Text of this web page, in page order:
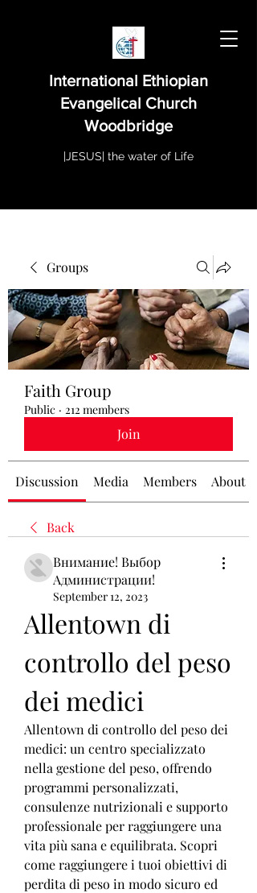
International Ethiopian
Evangelical Church
Woodbridge
|JESUS| the water of Life
Groups
Faith Group
Public · 212 members
Join
Discussion Media Members About
Back
Внимание! Выбор
Администрации!
September 12, 2023
Allentown di
controllo del peso
dei medici
Allentown di controllo del peso dei
medici: un centro specializzato
nella gestione del peso, offrendo
programmi personalizzati,
consulenze nutrizionali e supporto
professionale per raggiungere una
vita più sana e equilibrata. Scopri
come raggiungere i tuoi obiettivi di
perdita di peso in modo sicuro ed